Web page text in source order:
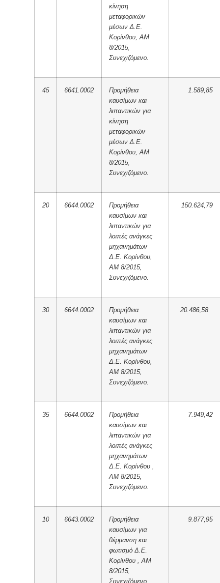
κίνηση
μεταφορικών
μέσων Δ.Ε.
Κορίνθου, ΑΜ
8/2015,
Συνεχιζόμενο.
45 6641.0002
Προμήθεια
καυσίμων και
λιπαντικών για
κίνηση
μεταφορικών
μέσων Δ.Ε.
Κορίνθου, ΑΜ
8/2015,
Συνεχιζόμενο.
1.589,85
20 6644.0002
Προμήθεια
καυσίμων και
λιπαντικών για
λοιπές ανάγκες
μηχανημάτων
Δ.Ε. Κορίνθου,
ΑΜ 8/2015,
Συνεχιζόμενο.
150.624,79
30 6644.0002
Προμήθεια
καυσίμων και
λιπαντικών για
λοιπές ανάγκες
μηχανημάτων
Δ.Ε. Κορίνθου,
ΑΜ 8/2015,
Συνεχιζόμενο.
20.486,58
35 6644.0002
Προμήθεια
καυσίμων και
λιπαντικών για
λοιπές ανάγκες
μηχανημάτων
Δ.Ε. Κορίνθου ,
ΑΜ 8/2015,
Συνεχιζόμενο.
7.949,42
10 6643.0002
Προμήθεια
καυσίμων για
θέρμανση και
φωτισμό Δ.Ε.
Κορίνθου , ΑΜ
8/2015,
Συνεχιζόμενο.
9.877,95